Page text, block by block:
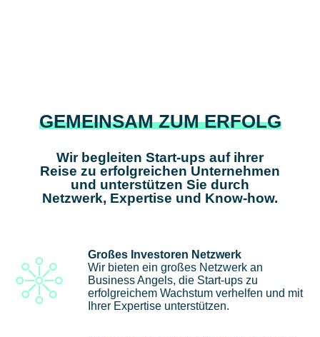
GEMEINSAM ZUM ERFOLG
Wir begleiten Start-ups auf ihrer
Reise zu erfolgreichen Unternehmen
und unterstützen Sie durch
Netzwerk, Expertise und Know-how.
Großes Investoren Netzwerk
Wir bieten ein großes Netzwerk an
Business Angels, die Start-ups zu
erfolgreichem Wachstum verhelfen und mit
Ihrer Expertise unterstützen.